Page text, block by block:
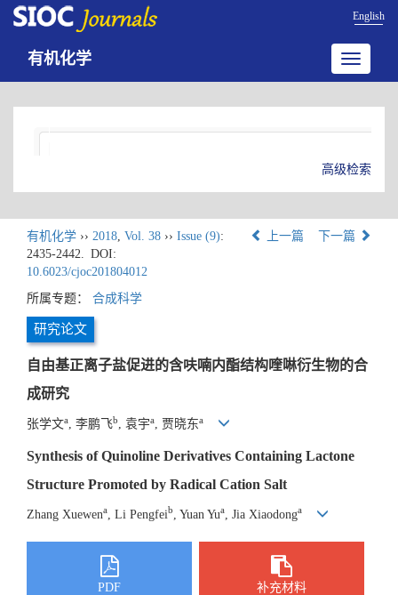
English
Toggle
有机化学
高级检索
有机化学 ›› 2018, Vol. 38 ›› Issue (9):
2435-2442. DOI:
10.6023/cjoc201804012
上一篇 下一篇
所属专题： 合成科学
研究论文
自由基正离子盐促进的含呋喃内酯结构喹啉衍生物的合
成研究
张学文a , 李鹏飞b , 袁宇a , 贾晓东a
Synthesis of Quinoline Derivatives Containing Lactone
Structure Promoted by Radical Cation Salt
Zhang Xuewena , Li Pengfeib , Yuan Yua , Jia Xiaodonga
PDF 补充材料